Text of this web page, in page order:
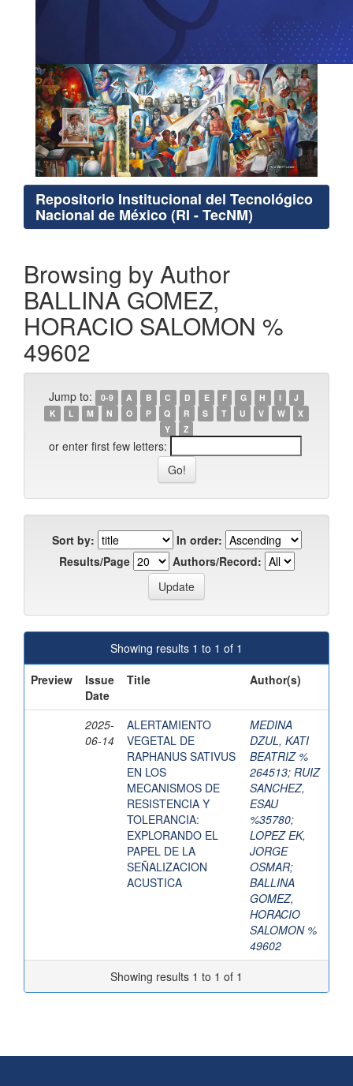
Repositorio Institucional del Tecnológico
Nacional de México (RI - TecNM)
Browsing by Author
BALLINA GOMEZ,
HORACIO SALOMON %
49602
Jump to: 0-9 A B C D E F G H I
J
K
L M N O P Q R S T U V W
X
Y
Z
or enter first few letters:
Sort by:
In order:
Results/Page
Authors/Record:
Showing results 1 to 1 of 1
Preview
Issue
Date
Title Author(s)
2025-
06-14
ALERTAMIENTO
VEGETAL DE
RAPHANUS SATIVUS
EN LOS
MECANISMOS DE
RESISTENCIA Y
TOLERANCIA:
EXPLORANDO EL
PAPEL DE LA
SEÑALIZACION
ACUSTICA
MEDINA
DZUL, KATI
BEATRIZ %
264513; RUIZ
SANCHEZ,
ESAU
%35780;
LOPEZ EK,
JORGE
OSMAR;
BALLINA
GOMEZ,
HORACIO
SALOMON %
49602
Showing results 1 to 1 of 1